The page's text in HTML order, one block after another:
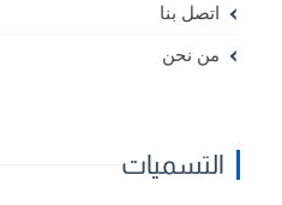
اتصل بنا
من نحن
التسميات